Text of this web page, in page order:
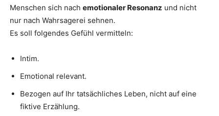
Menschen sich nach emotionaler Resonanz und nicht
nur nach Wahrsagerei sehnen.
Es soll folgendes Gefühl vermitteln:
Intim.
Emotional relevant.
Bezogen auf Ihr tatsächliches Leben, nicht auf eine
fiktive Erzählung.